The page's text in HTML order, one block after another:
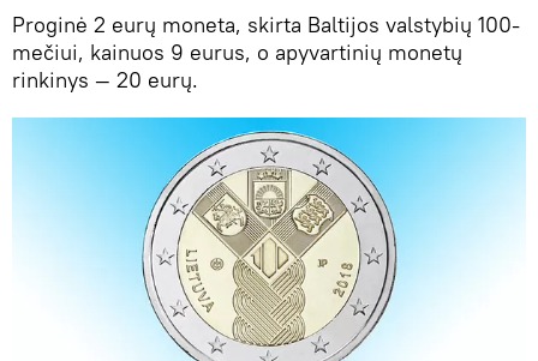
Proginė 2 eurų moneta, skirta Baltijos valstybių 100-
mečiui, kainuos 9 eurus, o apyvartinių monetų
rinkinys — 20 eurų.